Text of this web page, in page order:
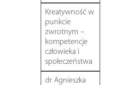
Kreatywność w
punkcie
zwrotnym –
kompetencje
człowieka i
społeczeństwa
dr Agnieszka